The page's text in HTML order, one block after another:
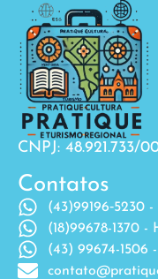
CNPJ: 48.921.733/
Contatos
(43)99196‐5230
(18)99678-1370
(43) 99674-